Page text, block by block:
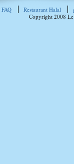
FAQ Restaurant Halal
Copyright 2008